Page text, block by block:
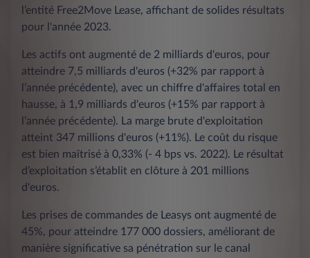
l’entité Free2Move Lease, affichant de solides résultats
pour l'année 2023.
Les actifs ont augmenté de 2 milliards d'euros, pour
atteindre 7,5 milliards d'euros (+32% par rapport à
l’année précédente), avec un chiffre d'affaires total en
hausse, à 1,9 milliards d'euros (+15% par rapport à
l’année précédente). La marge brute d'exploitation
atteint 347 millions d'euros (+11%). Le coût du risque
est bien maîtrisé à 0,33% (- 4 bps vs. 2022). Le résultat
d’exploitation s’établit en clôture à 201 millions
d'euros.
Les prises de commandes de Leasys ont augmenté de
45%, pour atteindre 177 000 dossiers, améliorant de
manière significative sa pénétration sur le canal